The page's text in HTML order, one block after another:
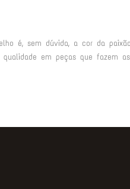
é, sem dúvida, a cor da
em peças que fazem